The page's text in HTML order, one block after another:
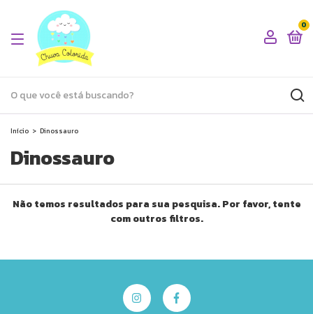
0
Início > Dinossauro
Dinossauro
Não temos resultados para sua pesquisa. Por favor, tente
com outros filtros.